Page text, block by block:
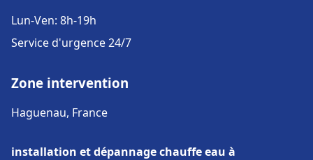
Lun-Ven: 8h-19h
Service d'urgence 24/7
Zone intervention
Haguenau, France
installation et dépannage chauffe eau à